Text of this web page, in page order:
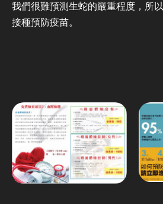
我們很難預測生蛇的嚴重程度，所
接種預防疫苗。